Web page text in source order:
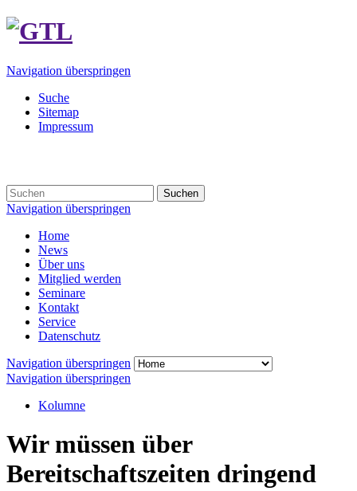
Navigation überspringen
Suche
Sitemap
Impressum
Suchen
Navigation überspringen
Home
News
Über uns
Mitglied werden
Seminare
Kontakt
Service
Datenschutz
Navigation überspringen
Navigation überspringen
Kolumne
Wir müssen über
Bereitschaftszeiten dringend